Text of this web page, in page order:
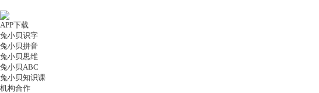
APP下载
兔小贝识字
兔小贝拼音
兔小贝思维
兔小贝ABC
兔小贝知识课
机构合作